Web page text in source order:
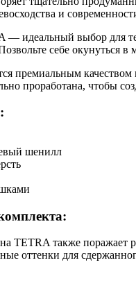
и
— идеальный выбор для
себе окунуться
премиальным
проработана, чтобы
шенилл
TETRA также поражает
оттенки для